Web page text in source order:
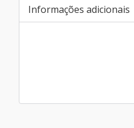
Informações adicionais